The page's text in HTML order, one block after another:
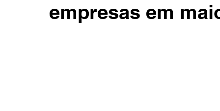
empresas em